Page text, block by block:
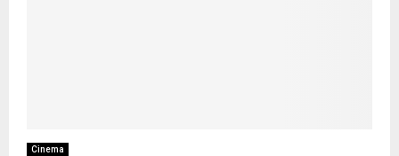
Cinema